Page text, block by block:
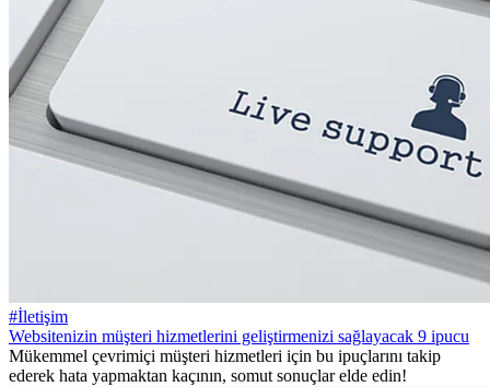
#İletişim
Websitenizin müşteri hizmetlerini geliştirmenizi sağlayacak 9 ipucu
Mükemmel çevrimiçi müşteri hizmetleri için bu ipuçlarını takip
ederek hata yapmaktan kaçının, somut sonuçlar elde edin!